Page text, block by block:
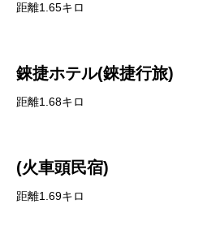
距離1.65キロ
錸捷ホテル(錸捷行旅)
距離1.68キロ
(火車頭民宿)
距離1.69キロ